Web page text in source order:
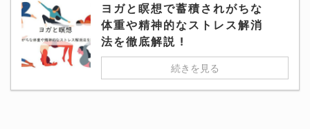
ヨガと瞑想で蓄積されがちな
体重や精神的なストレス解消
法を徹底解説 !
続きを見る